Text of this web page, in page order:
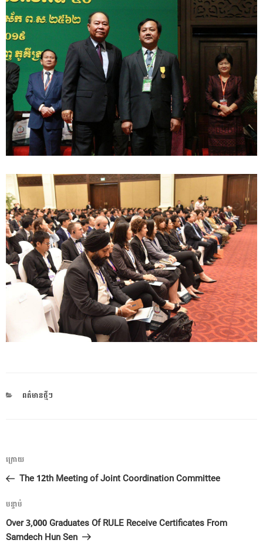
CATEGORIES
ពត៌មានថ្មីៗ
ការ​
នាំទិស​
ប្រកាស
អត្ថបទ
មុន
ក្រោយ
The 12th Meeting of Joint Coordination Committee
អត្ថបទ
បន្ទាប់
បន្ទាប់
Over 3,000 Graduates Of RULE Receive Certificates From
Samdech Hun Sen